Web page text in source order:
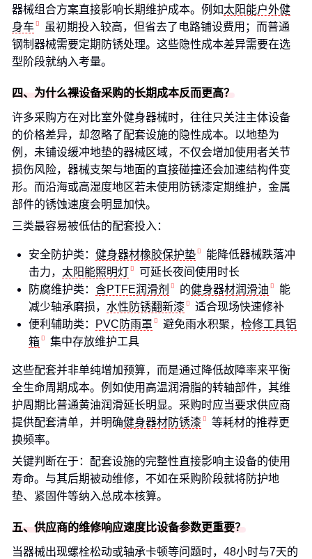
器械组合方案直接影响长期维护成本。例如太阳能户外健
身车
虽初期投入较高，但省去了电路铺设费用；而普通
钢制器械需要定期防锈处理。这些隐性成本差异需要在选
型阶段就纳入考量。
四、为什么裸设备采购的长期成本反而更高？
许多采购方在对比室外健身器械时，往往只关注主体设备
的价格差异，却忽略了配套设施的隐性成本。以地垫为
例，未铺设缓冲地垫的器械区域，不仅会增加使用者关节
损伤风险，器械支架与地面的直接碰撞还会加速结构件变
形。而沿海或高湿度地区若未使用防锈漆定期维护，金属
部件的锈蚀速度会明显加快。
三类最容易被低估的配套投入：
安全防护类： 健身器材橡胶保护垫
能降低器械跌落冲
击力， 太阳能照明灯
可延长夜间使用时长
防腐维护类： 含PTFE润滑剂 的健身器材润滑油
能
减少轴承磨损， 水性防锈翻新漆
适合现场快速修补
便利辅助类：
PVC防雨罩 避免雨水积聚， 检修工具铝
箱
集中存放维护工具
这些配套并非单纯增加预算，而是通过降低故障率来平衡
全生命周期成本。例如使用高温润滑脂的转轴部件，其维
护周期比普通黄油润滑延长明显。采购时应当要求供应商
提供配套清单，并明确健身器材防锈漆
等耗材的推荐更
换频率。
关键判断在于：配套设施的完整性直接影响主设备的使用
寿命。与其后期被动维修，不如在采购阶段就将防护地
垫、紧固件等纳入总成本核算。
五、供应商的维修响应速度比设备参数更重要？
当器械出现螺栓松动或轴承卡顿等问题时，48小时与7天的